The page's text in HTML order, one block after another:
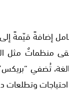
إضافةً قيّمةً
منظماتٌ مثل
تُضفي